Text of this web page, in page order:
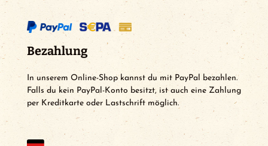
Bezahlung
In unserem Online-Shop kannst du mit PayPal bezahlen.
Falls du kein PayPal-Konto besitzt, ist auch eine Zahlung
per Kreditkarte oder Lastschrift möglich.